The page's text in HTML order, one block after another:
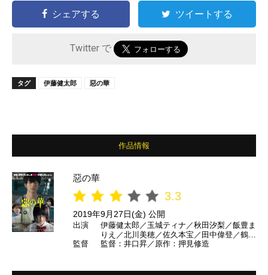
シェアする ツイートする
Twitter で
タグ 伊藤健太郎 惡の華
作品情報
惡の華
3.3
2019年9月27日(金) 公開
出演
伊藤健太郎／玉城ティナ／秋田汐梨／飯豊ま
りえ／北川美穂／佐久本宝／田中偉登／鶴見
辰吾／坂井真紀／高橋和也／黒沢あすか／
監督 監督：井口昇／原作：押見修造